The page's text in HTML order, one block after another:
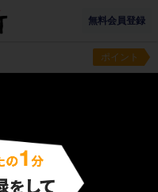
無料会員登録
ポイント